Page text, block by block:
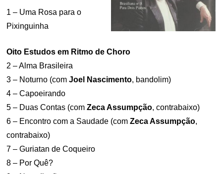
1 – Uma Rosa para o
Pixinguinha
Oito Estudos em Ritmo de Choro
2 – Alma Brasileira
3 – Noturno (comJoel Nascimento, bandolim)
4 – Capoeirando
5 – Duas Contas (comZeca Assumpção, contrabaixo)
6 – Encontro com a Saudade (comZeca Assumpção,
contrabaixo)
7 – Guriatan de Coqueiro
8 – Por Quê?